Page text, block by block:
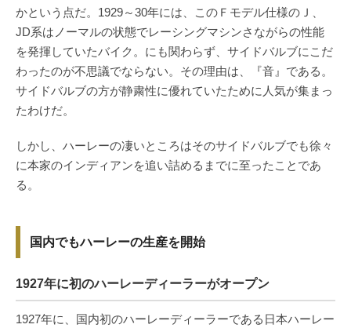
かという点だ。1929～30年には、このＦモデル仕様のＪ、
JD系はノーマルの状態でレーシングマシンさながらの性能
を発揮していたバイク。にも関わらず、サイドバルブにこだ
わったのが不思議でならない。その理由は、『音』である。
サイドバルブの方が静粛性に優れていたために人気が集まっ
たわけだ。
しかし、ハーレーの凄いところはそのサイドバルブでも徐々
に本家のインディアンを追い詰めるまでに至ったことであ
る。
国内でもハーレーの生産を開始
1927年に初のハーレーディーラーがオープン
1927年に、国内初のハーレーディーラーである日本ハーレー